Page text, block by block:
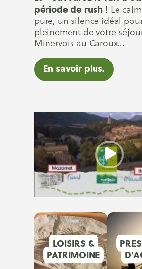
période de rush ! Le
pure, un silence idéal
pleinement de votre
Minervois au Caroux...
En savoir plus.
LOISIRS &
PATRIMOINE